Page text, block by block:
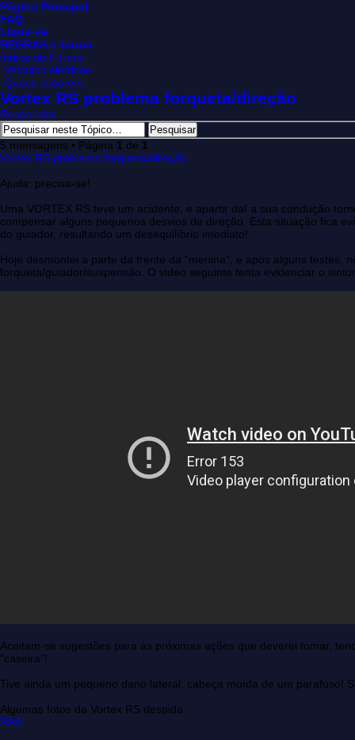
Página Principal
FAQ
Ligue-se
REGRAS e-forum
Índice do Fórum
Veículos elétricos
Quase scooters
Vortex RS problema forqueta/direção
Responder
5 mensagens • Página 1 de 1
Vortex RS problema forqueta/direção
Ajuda: precisa-se!
Uma VORTEX RS teve um acidente, e apartir daí a sua condução
compensar alguns pequenos desvios de direção. Esta situação fica
do guiador, resultando um desequilíbrio imediato!
Hoje desmontei a parte da frente da "menina", e após alguns testes,
forqueta/guiador/suspensão. O video seguinte tenta evidenciar o
Aceitam-se sugestões para as próximas ações que deverei tomar,
"caseira"!
Tive ainda um pequeno dano lateral: cabeça moída de um parafuso!
Algumas fotos da Vortex RS despida:
RAA